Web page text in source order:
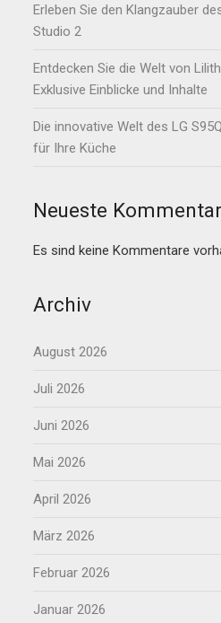
Erleben Sie den Klangzauber
Studio 2
Entdecken Sie die Welt von
Exklusive Einblicke und Inhalte
Die innovative Welt des LG
für Ihre Küche
Neueste
Es sind keine Kommentare
Archiv
August 2026
Juli 2026
Juni 2026
Mai 2026
April 2026
März 2026
Februar 2026
Januar 2026